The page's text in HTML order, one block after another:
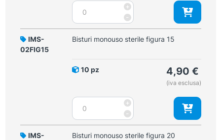
-
Bisturi
monouso
sterile
figura
+
IMS-
02FIG15
Bisturi monouso sterile figura 15
10 pz 4,90 €
(iva esclusa)
-
Bisturi
monouso
sterile
figura
+
IMS-
Bisturi monouso sterile figura 20